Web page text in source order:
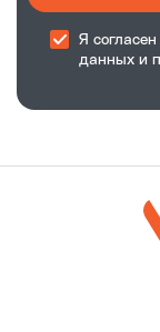
Я согласен
данных и